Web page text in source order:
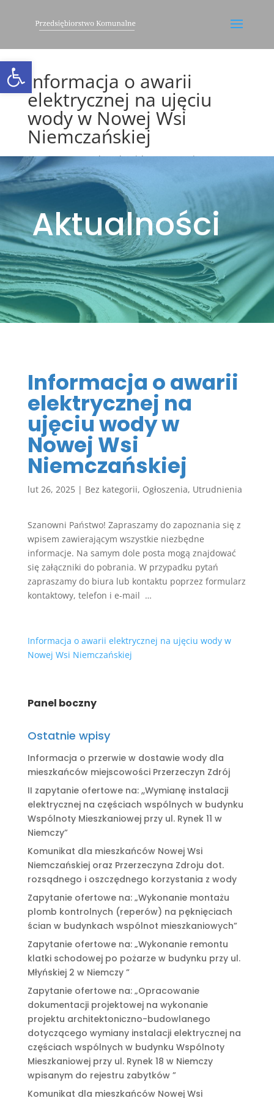
Otwórz pasek narzędzi
Informacja o awarii
elektrycznej na ujęciu
wody w Nowej Wsi
Niemczańskiej
utworzone przezleszekm|lut 26, 2025|Bez
kategorii,Ogłoszenia ,Utrudnienia
Aktualności
Informacja o awarii
elektrycznej na
ujęciu wody w
Nowej Wsi
Niemczańskiej
lut 26, 2025| Bez kategorii, Ogłoszenia, Utrudnienia
Szanowni Państwo! Zapraszamy do zapoznania się z
wpisem zawierającym wszystkie niezbędne
informacje. Na samym dole posta mogą znajdować
się załączniki do pobrania. W przypadku pytań
zapraszamy do biura lub kontaktu poprzez formularz
kontaktowy, telefon i e-mail …
Informacja o awarii elektrycznej na ujęciu wody w
Nowej Wsi Niemczańskiej
Panel boczny
Ostatnie wpisy
Informacja o przerwie w dostawie wody dla
mieszkańców miejscowości Przerzeczyn Zdrój
II zapytanie ofertowe na: ,,Wymianę instalacji
elektrycznej na częściach wspólnych w budynku
Wspólnoty Mieszkaniowej przy ul. Rynek 11 w
Niemczy”
Komunikat dla mieszkańców Nowej Wsi
Niemczańskiej oraz Przerzeczyna Zdroju dot.
rozsądnego i oszczędnego korzystania z wody
Zapytanie ofertowe na: „Wykonanie montażu
plomb kontrolnych (reperów) na pęknięciach
ścian w budynkach wspólnot mieszkaniowych”
Zapytanie ofertowe na: „Wykonanie remontu
klatki schodowej po pożarze w budynku przy ul.
Młyńskiej 2 w Niemczy ”
Zapytanie ofertowe na: „Opracowanie
dokumentacji projektowej na wykonanie
projektu architektoniczno-budowlanego
dotyczącego wymiany instalacji elektrycznej na
częściach wspólnych w budynku Wspólnoty
Mieszkaniowej przy ul. Rynek 18 w Niemczy
wpisanym do rejestru zabytków ”
Komunikat dla mieszkańców Nowej Wsi